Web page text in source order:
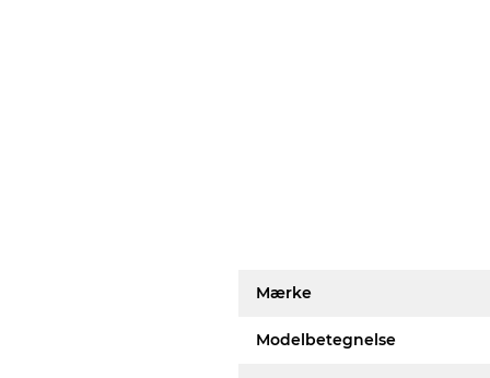
Mærke
Modelbetegnelse